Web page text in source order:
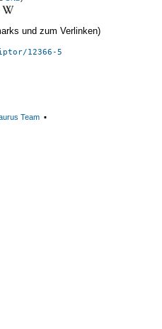
und zum Verlinken)
12366-5
Team ▪